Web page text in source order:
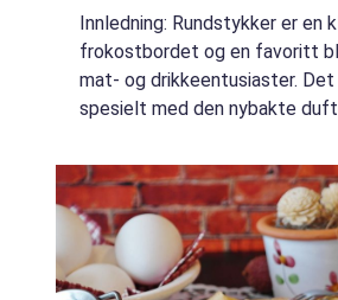
Innledning: Rundstykker er en
frokostbordet og en favoritt
mat- og drikkeentusiaster. Det
spesielt med den nybakte
en uunnværlig del av ethvert
ar...